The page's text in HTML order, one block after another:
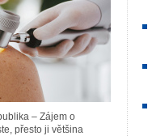
– Zájem o
přesto ji většina